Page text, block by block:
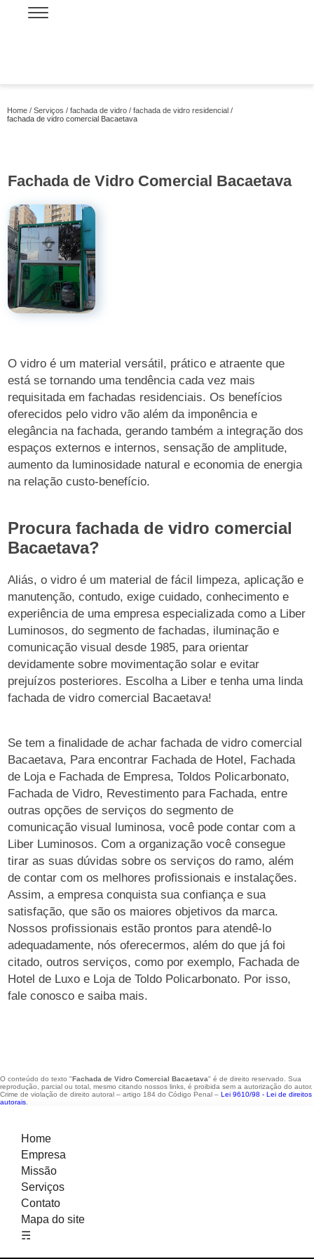
Home Serviços fachada de vidro
fachada de vidro residencial
fachada de vidro comercial Bacaetava
Fachada de Vidro Comercial Bacaetava
O vidro é um material versátil, prático e atraente que
está se tornando uma tendência cada vez mais
requisitada em fachadas residenciais. Os benefícios
oferecidos pelo vidro vão além da imponência e
elegância na fachada, gerando também a integração dos
espaços externos e internos, sensação de amplitude,
aumento da luminosidade natural e economia de energia
na relação custo-benefício.
Procura fachada de vidro comercial
Bacaetava?
Aliás, o vidro é um material de fácil limpeza, aplicação e
manutenção, contudo, exige cuidado, conhecimento e
experiência de uma empresa especializada como a Liber
Luminosos, do segmento de fachadas, iluminação e
comunicação visual desde 1985, para orientar
devidamente sobre movimentação solar e evitar
prejuízos posteriores. Escolha a Liber e tenha uma linda
fachada de vidro comercial Bacaetava!
Se tem a finalidade de achar fachada de vidro comercial
Bacaetava, Para encontrar Fachada de Hotel, Fachada
de Loja e Fachada de Empresa, Toldos Policarbonato,
Fachada de Vidro, Revestimento para Fachada, entre
outras opções de serviços do segmento de
comunicação visual luminosa, você pode contar com a
Liber Luminosos. Com a organização você consegue
tirar as suas dúvidas sobre os serviços do ramo, além
de contar com os melhores profissionais e instalações.
Assim, a empresa conquista sua confiança e sua
satisfação, que são os maiores objetivos da marca.
Nossos profissionais estão prontos para atendê-lo
adequadamente, nós oferecermos, além do que já foi
citado, outros serviços, como por exemplo, Fachada de
Hotel de Luxo e Loja de Toldo Policarbonato. Por isso,
fale conosco e saiba mais.
O conteúdo do texto "Fachada de Vidro Comercial Bacaetava" é de direito reservado. Sua
reprodução, parcial ou total, mesmo citando nossos links, é proibida sem a autorização do autor.
Crime de violação de direito autoral – artigo 184 do Código Penal – Lei 9610/98 - Lei de direitos
autorais
Home
Empresa
Missão
Serviços
Contato
Mapa do site
☴